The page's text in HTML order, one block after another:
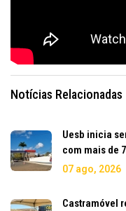
Notícias Relacionadas
Uesb inicia
com mais de
07 ago, 2026
Castramóvel